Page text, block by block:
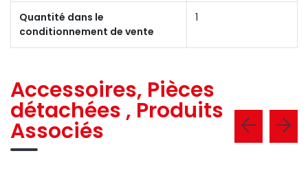
Quantité dans le
conditionnement de vente
1
Accessoires, Pièces
détachées , Produits
Associés